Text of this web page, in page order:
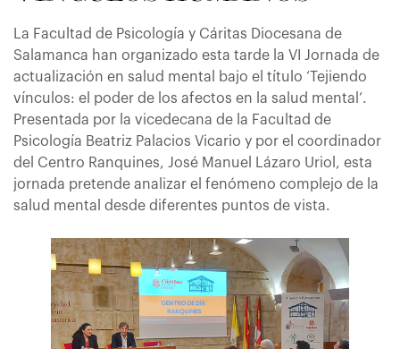
La Facultad de Psicología y Cáritas Diocesana de
Salamanca han organizado esta tarde la VI Jornada de
actualización en salud mental bajo el título ‘Tejiendo
vínculos: el poder de los afectos en la salud mental’.
Presentada por la vicedecana de la Facultad de
Psicología Beatriz Palacios Vicario y por el coordinador
del Centro Ranquines, José Manuel Lázaro Uriol, esta
jornada pretende analizar el fenómeno complejo de la
salud mental desde diferentes puntos de vista.